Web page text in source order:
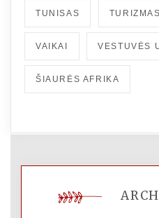
TUNISAS TURIZMAS
VAIKAI VESTUVĖS
ŠIAURĖS AFRIKA